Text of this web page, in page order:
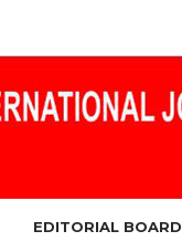
EDITORIAL BOARD